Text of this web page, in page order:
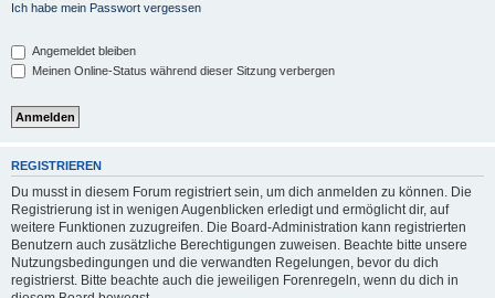
Ich habe mein Passwort vergessen
Angemeldet bleiben
Meinen Online-Status während dieser Sitzung verbergen
REGISTRIEREN
Du musst in diesem Forum registriert sein, um dich anmelden zu können. Die
Registrierung ist in wenigen Augenblicken erledigt und ermöglicht dir, auf
weitere Funktionen zuzugreifen. Die Board-Administration kann registrierten
Benutzern auch zusätzliche Berechtigungen zuweisen. Beachte bitte unsere
Nutzungsbedingungen und die verwandten Regelungen, bevor du dich
registrierst. Bitte beachte auch die jeweiligen Forenregeln, wenn du dich in